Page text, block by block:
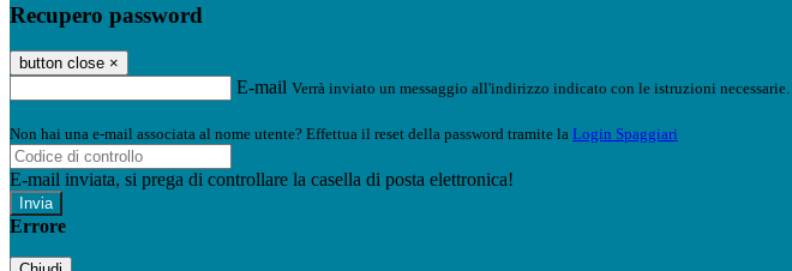
Recupero password
button close ×
E-mail Verrà inviato un messaggio all'indirizzo indicato con le istruzioni necessarie.
Non hai una e-mail associata al nome utente? Effettua il reset della password tramite la Login Spaggiari
E-mail inviata, si prega di controllare la casella di posta elettronica!
Errore